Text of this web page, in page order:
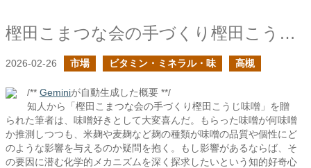
樫田こまつな会の手づくり樫田こうじ味噌を頂いた
2026-02-26 市場 ビタミン・ミネラル・味 高槻
/** Geminiが自動生成した概要 **/
知人から「樫田こまつな会の手づくり樫田こうじ味噌」を贈
られた筆者は、味噌好きとして大変喜んだ。もらった味噌が何味噌
か推測しつつも、米麹や麦麹など麹の種類が味噌の品質や個性にど
のような影響を与えるのか疑問を抱く。もし影響があるならば、そ
の要因に潜む化学的メカニズムを深く探求したいという知的好奇心